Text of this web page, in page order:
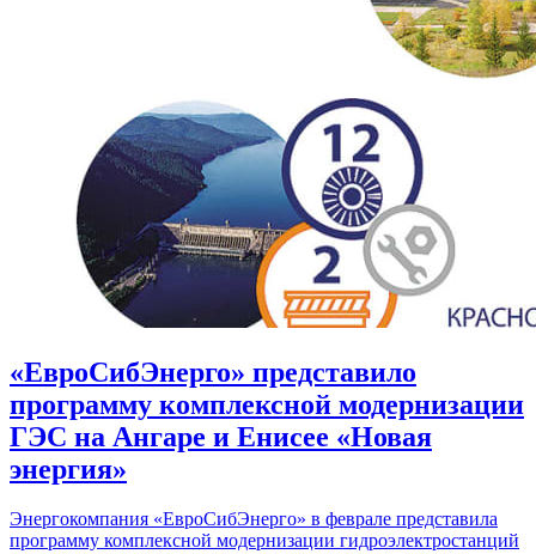
«ЕвроСибЭнерго» представило
программу комплексной модернизации
ГЭС на Ангаре и Енисее «Новая
энергия»
Энергокомпания «ЕвроСибЭнерго» в феврале представила
программу комплексной модернизации гидроэлектростанций